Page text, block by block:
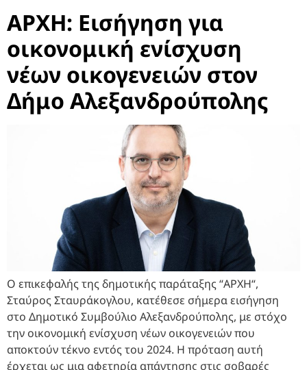
ΑΡΧΗ: Εισήγηση για
οικονομική ενίσχυση
νέων οικογενειών στον
Δήμο Αλεξανδρούπολης
Ο επικεφαλής της δημοτικής παράταξης “ΑΡΧΗ“,
Σταύρος Σταυράκογλου, κατέθεσε σήμερα εισήγηση
στο Δημοτικό Συμβούλιο Αλεξανδρούπολης, με στόχο
την οικονομική ενίσχυση νέων οικογενειών που
αποκτούν τέκνο εντός του 2024. Η πρόταση αυτή
έρχεται ως μια αφετηρία απάντησης στις σοβαρές